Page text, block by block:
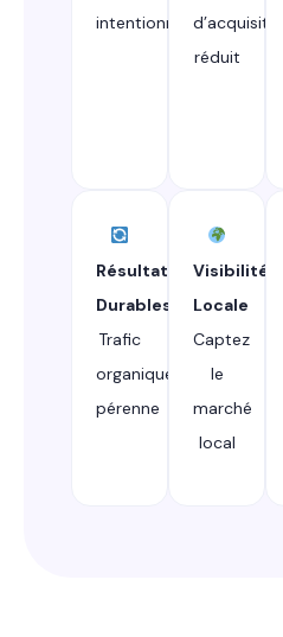
intentionnistesd’acquisition
réduit
Résultats
Durables
Trafic
organique
pérenne
Visibilité
Locale
Captez
le
marché
local